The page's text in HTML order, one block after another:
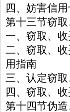
四、妨害信
第十三节窃
一、窃取、
二、窃取、
用指南
三、认定窃
四、窃取、
第十四节伪